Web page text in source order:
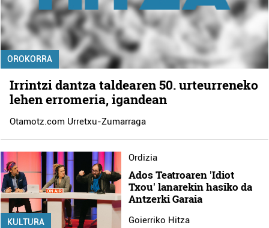
OROKORRA
Irrintzi dantza taldearen 50. urteurreneko
lehen erromeria, igandean
Otamotz.com Urretxu-Zumarraga
KULTURA
Ordizia
Ados Teatroaren 'Idiot
Txou' lanarekin hasiko da
Antzerki Garaia
Goierriko Hitza